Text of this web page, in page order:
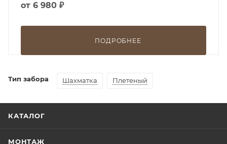
от 6 980 ₽
ПОДРОБНЕЕ
Тип забора Шахматка Плетеный
КАТАЛОГ
МОНТАЖ